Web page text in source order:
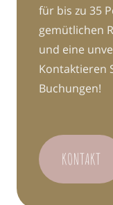
für bis zu 35
gemütlichen
und eine
Kontaktieren
Buchungen!
KONTAKT